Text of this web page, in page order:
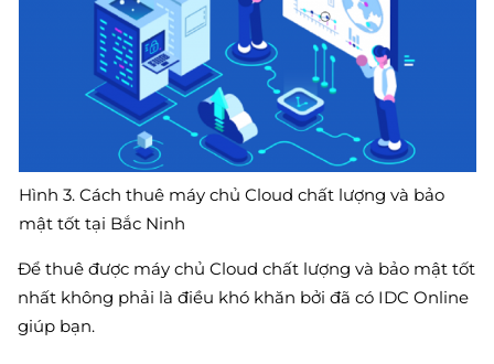
Hình 3. Cách thuê máy chủ Cloud chất lượng và bảo
mật tốt tại Bắc Ninh
Để thuê được máy chủ Cloud chất lượng và bảo mật tốt
nhất không phải là điều khó khăn bởi đã có IDC Online
giúp bạn.